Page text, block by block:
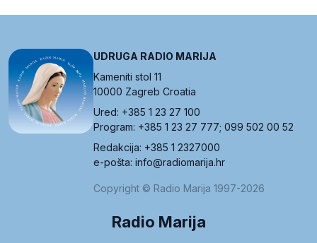
UDRUGA RADIO MARIJA
Kameniti stol 11
10000 Zagreb Croatia
Ured: +385 1 23 27 100
Program: +385 1 23 27 777; 099 502 00 52
Redakcija: +385 1 2327000
e-pošta: info@radiomarija.hr
Copyright © Radio Marija 1997-2026
Radio Marija